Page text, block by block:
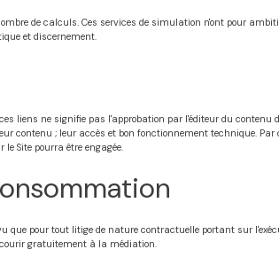
de calculs. Ces services de simulation n'ont pour
et discernement.
liens ne signifie pas l'approbation par l'éditeur du
; leur accès et bon fonctionnement technique.
Site pourra être engagée.
pour tout litige de nature contractuelle portant sur
gratuitement à la médiation.